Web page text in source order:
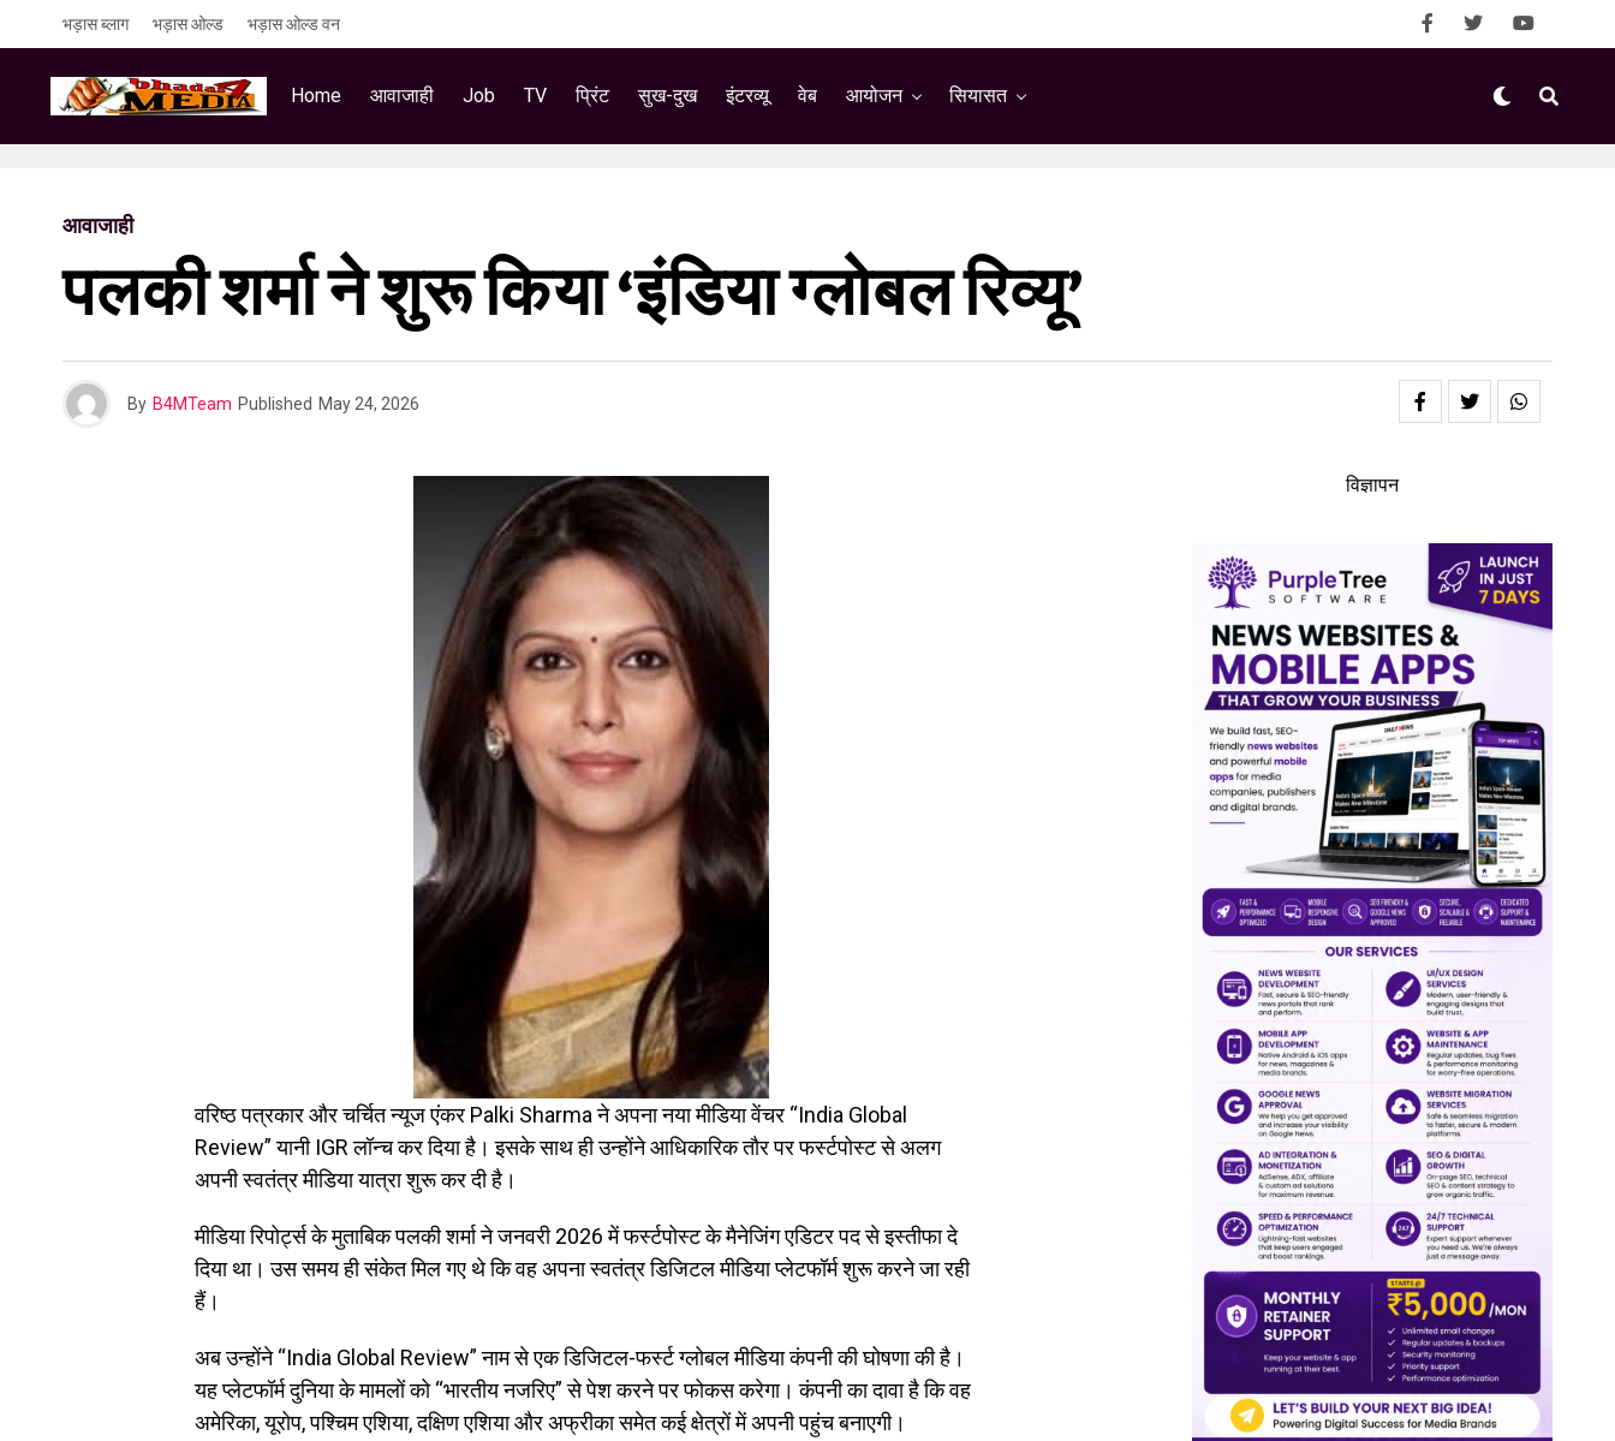
भड़ास ब्लाग भड़ास ओल्ड भड़ास ओल्ड वन
Home आवाजाही Job TV प्रिंट सुख-दुख इंटरव्यू वेब आयोजन सियासत
आवाजाही
पलकी शर्मा ने शुरू किया ‘इंडिया ग्लोबल रिव्यू’
By B4MTeam Published May 24, 2026
वरिष्ठ पत्रकार और चर्चित न्यूज एंकर Palki Sharma ने अपना नया मीडिया वेंचर “India Global
Review” यानी IGR लॉन्च कर दिया है। इसके साथ ही उन्होंने आधिकारिक तौर पर फर्स्टपोस्ट से अलग
अपनी स्वतंत्र मीडिया यात्रा शुरू कर दी है।
मीडिया रिपोर्ट्स के मुताबिक पलकी शर्मा ने जनवरी 2026 में फर्स्टपोस्ट के मैनेजिंग एडिटर पद से इस्तीफा दे
दिया था। उस समय ही संकेत मिल गए थे कि वह अपना स्वतंत्र डिजिटल मीडिया प्लेटफॉर्म शुरू करने जा रही
हैं।
अब उन्होंने “India Global Review” नाम से एक डिजिटल-फर्स्ट ग्लोबल मीडिया कंपनी की घोषणा की है।
यह प्लेटफॉर्म दुनिया के मामलों को “भारतीय नजरिए” से पेश करने पर फोकस करेगा। कंपनी का दावा है कि वह
अमेरिका, यूरोप, पश्चिम एशिया, दक्षिण एशिया और अफ्रीका समेत कई क्षेत्रों में अपनी पहुंच बनाएगी।
विज्ञापन